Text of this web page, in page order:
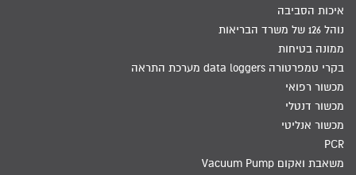
איכות הסביבה
נוהל 126 של משרד הבריאות
ממונה בטיחות
בקרי טמפרטורה data loggers מערכת התראה
מכשור רפואי
מכשור דנטלי
מכשור אנליטי
PCR
משאבת ואקום Vacuum Pump